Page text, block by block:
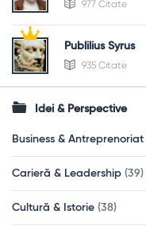
977 Citate
Publilius Syrus
935 Citate
Idei & Perspective
Business & Antreprenoriat
Carieră & Leadership (39)
Cultură & Istorie (38)